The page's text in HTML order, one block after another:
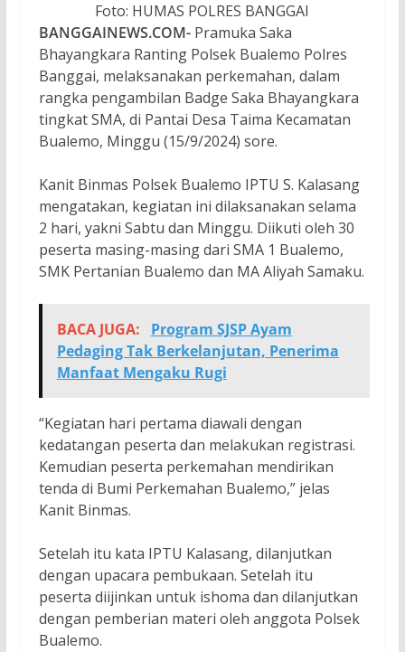
Foto: HUMAS POLRES BANGGAI
BANGGAINEWS.COM-Pramuka Saka
Bhayangkara Ranting Polsek Bualemo Polres
Banggai, melaksanakan perkemahan, dalam
rangka pengambilan Badge Saka Bhayangkara
tingkat SMA, di Pantai Desa Taima Kecamatan
Bualemo, Minggu (15/9/2024) sore.
Kanit Binmas Polsek Bualemo IPTU S. Kalasang
mengatakan, kegiatan ini dilaksanakan selama
2 hari, yakni Sabtu dan Minggu. Diikuti oleh 30
peserta masing-masing dari SMA 1 Bualemo,
SMK Pertanian Bualemo dan MA Aliyah Samaku.
BACA JUGA:
Program SJSP Ayam
Pedaging Tak Berkelanjutan, Penerima
Manfaat Mengaku Rugi
“Kegiatan hari pertama diawali dengan
kedatangan peserta dan melakukan registrasi.
Kemudian peserta perkemahan mendirikan
tenda di Bumi Perkemahan Bualemo,” jelas
Kanit Binmas.
Setelah itu kata IPTU Kalasang, dilanjutkan
dengan upacara pembukaan. Setelah itu
peserta diijinkan untuk ishoma dan dilanjutkan
dengan pemberian materi oleh anggota Polsek
Bualemo.